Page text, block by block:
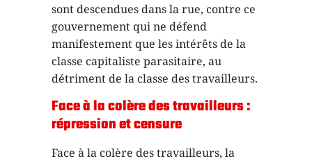
sont descendues dans la rue, contre ce
gouvernement qui ne défend
manifestement que les intérêts de la
classe capitaliste parasitaire, au
détriment de la classe des travailleurs.
Face à la colère des travailleurs :
répression et censure
Face à la colère des travailleurs, la